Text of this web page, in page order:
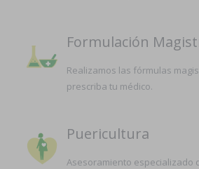
Formulación
Realizamos las fórmulas
prescriba tu médico.
Puericultura
Asesoramiento especializado